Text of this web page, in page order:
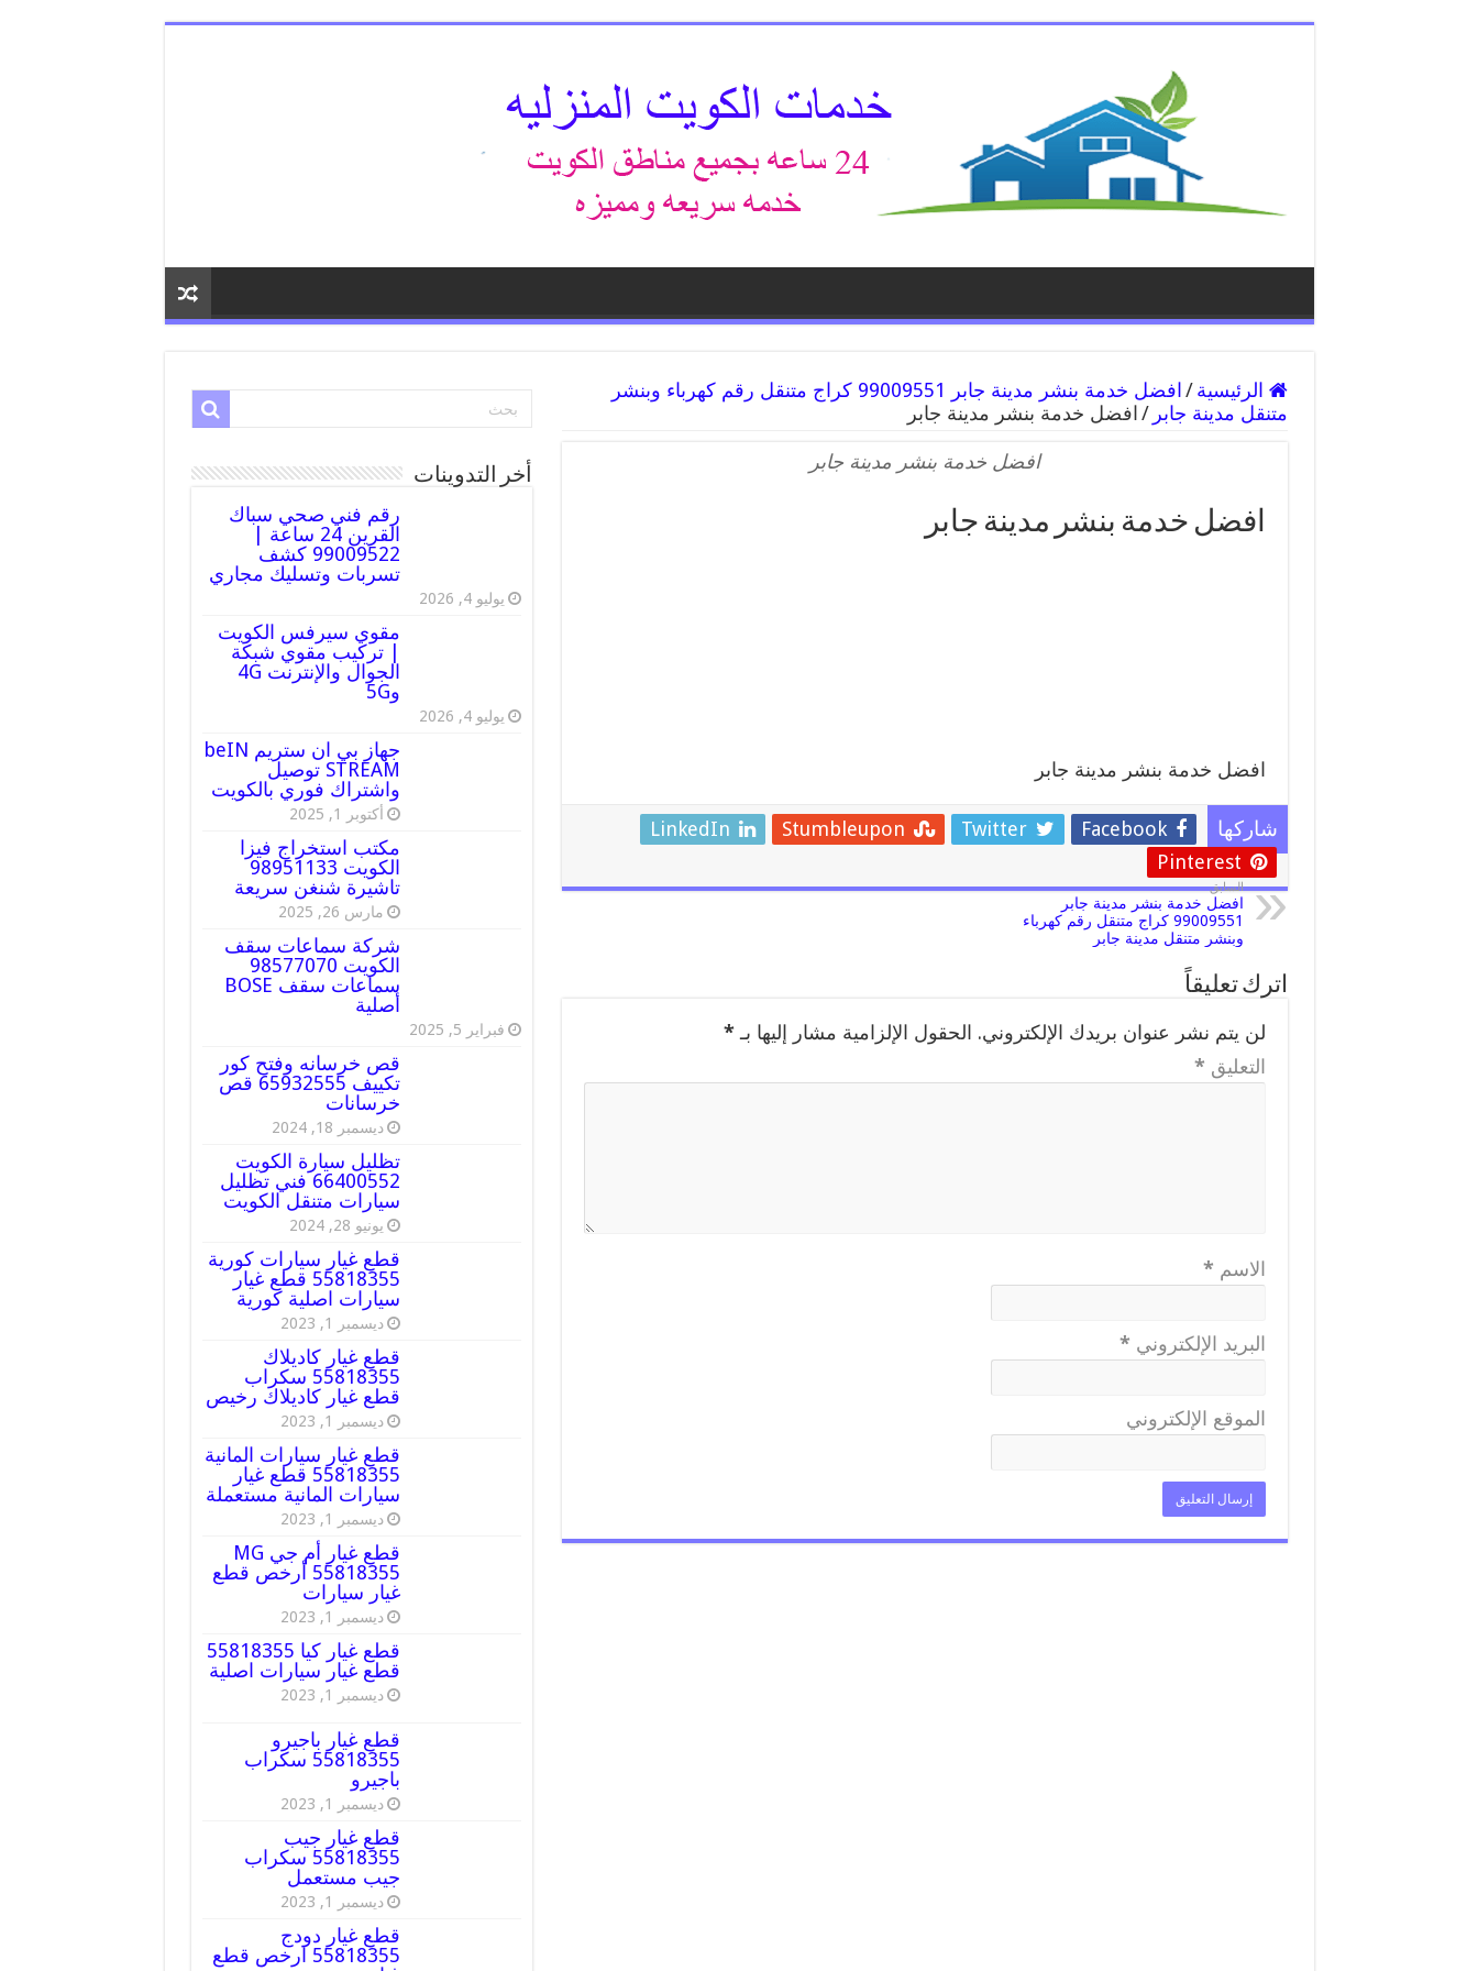
الرئيسية /
افضل خدمة بنشر مدينة جابر 99009551 كراج متنقل رقم كهرباء وبنشر
متنقل مدينة جابر / افضل خدمة بنشر مدينة جابر
افضل خدمة بنشر مدينة جابر
افضل خدمة بنشر مدينة جابر
افضل خدمة بنشر مدينة جابر
شاركها Facebook
Twitter
Stumbleupon
LinkedIn
Pinterest
السابق
افضل خدمة بنشر مدينة جابر
99009551 كراج متنقل رقم كهرباء
وبنشر متنقل مدينة جابر
اترك تعليقاً
لن يتم نشر عنوان بريدك الإلكتروني. الحقول الإلزامية مشار إليها بـ*
التعليق *
الاسم *
البريد الإلكتروني *
الموقع الإلكتروني
أخر التدوينات
رقم فني صحي سباك
القرين 24 ساعة |
99009522 كشف
تسربات وتسليك مجاري
يوليو 4, 2026
مقوي سيرفس الكويت
| تركيب مقوي شبكة
الجوال والإنترنت 4G
و5G
يوليو 4, 2026
جهاز بي ان ستريم beIN
STREAM توصيل
واشتراك فوري بالكويت
أكتوبر 1, 2025
مكتب استخراج فيزا
الكويت 98951133
تاشيرة شنغن سريعة
مارس 26, 2025
شركة سماعات سقف
الكويت 98577070
سماعات سقف BOSE
أصلية
فبراير 5, 2025
قص خرسانه وفتح كور
تكييف 65932555 قص
خرسانات
ديسمبر 18, 2024
تظليل سيارة الكويت
66400552 فني تظليل
سيارات متنقل الكويت
يونيو 28, 2024
قطع غيار سيارات كورية
55818355 قطع غيار
سيارات اصلية كورية
ديسمبر 1, 2023
قطع غيار كاديلاك
55818355 سكراب
قطع غيار كاديلاك رخيص
ديسمبر 1, 2023
قطع غيار سيارات المانية
55818355 قطع غيار
سيارات المانية مستعملة
ديسمبر 1, 2023
قطع غيار أم جي MG
55818355 أرخص قطع
غيار سيارات
ديسمبر 1, 2023
قطع غيار كيا 55818355
قطع غيار سيارات اصلية
ديسمبر 1, 2023
قطع غيار باجيرو
55818355 سكراب
باجيرو
ديسمبر 1, 2023
قطع غيار جيب
55818355 سكراب
جيب مستعمل
ديسمبر 1, 2023
قطع غيار دودج
55818355 ارخص قطع